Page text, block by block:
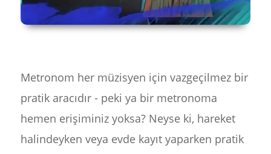
Metronom her müzisyen için vazgeçilmez bir
pratik aracıdır - peki ya bir metronoma
hemen erişiminiz yoksa? Neyse ki, hareket
halindeyken veya evde kayıt yaparken pratik